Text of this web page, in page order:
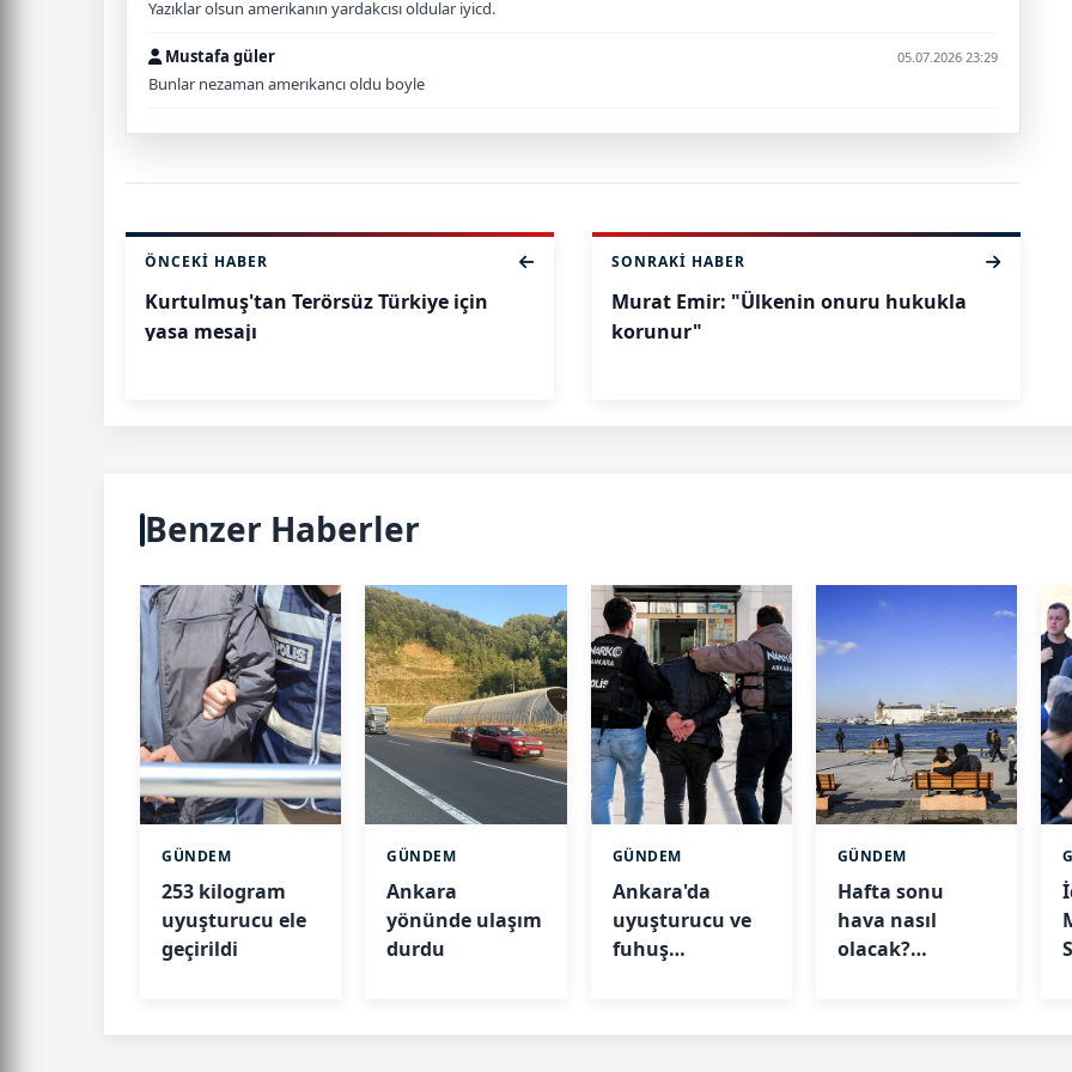
Yazıklar olsun amerıkanın yardakcısı oldular iyicd.
Mustafa güler 05.07.2026 23:29
Bunlar nezaman amerıkancı oldu boyle
ÖNCEKI HABER
Kurtulmuş'tan Terörsüz Türkiye için
yasa mesajı
SONRAKI HABER
Murat Emir: "Ülkenin onuru hukukla
korunur"
Benzer Haberler
GÜNDEM
253 kilogram
uyuşturucu ele
geçirildi
GÜNDEM
Ankara
yönünde ulaşım
durdu
GÜNDEM
Ankara'da
uyuşturucu ve
fuhuş
GÜNDEM
Hafta sonu
hava nasıl
olacak?